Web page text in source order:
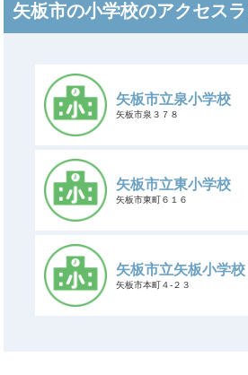
矢板市の小学校のアクセス
矢板市立泉小学校
矢板市泉３７８
矢板市立東小学校
矢板市東町６１６
矢板市立矢板小学校
矢板市本町４-２３